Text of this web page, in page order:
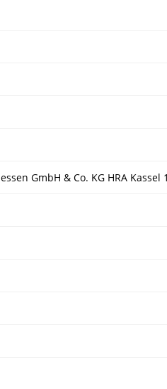
GmbH & Co. KG HRA